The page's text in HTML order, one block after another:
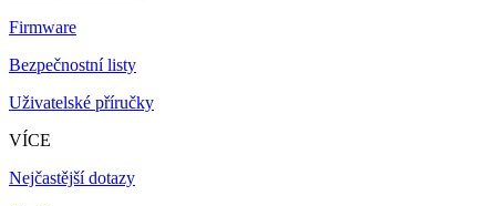
Firmware
Bezpečnostní listy
Uživatelské příručky
VÍCE
Nejčastější dotazy